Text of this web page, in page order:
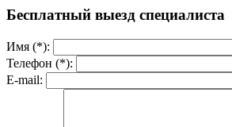
Бесплатный выезд специалиста
Имя (*):
Телефон (*):
E-mail: